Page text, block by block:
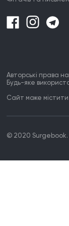
що
і
а
Авторські права
Будь-яке
Сайт може містити
© 2020